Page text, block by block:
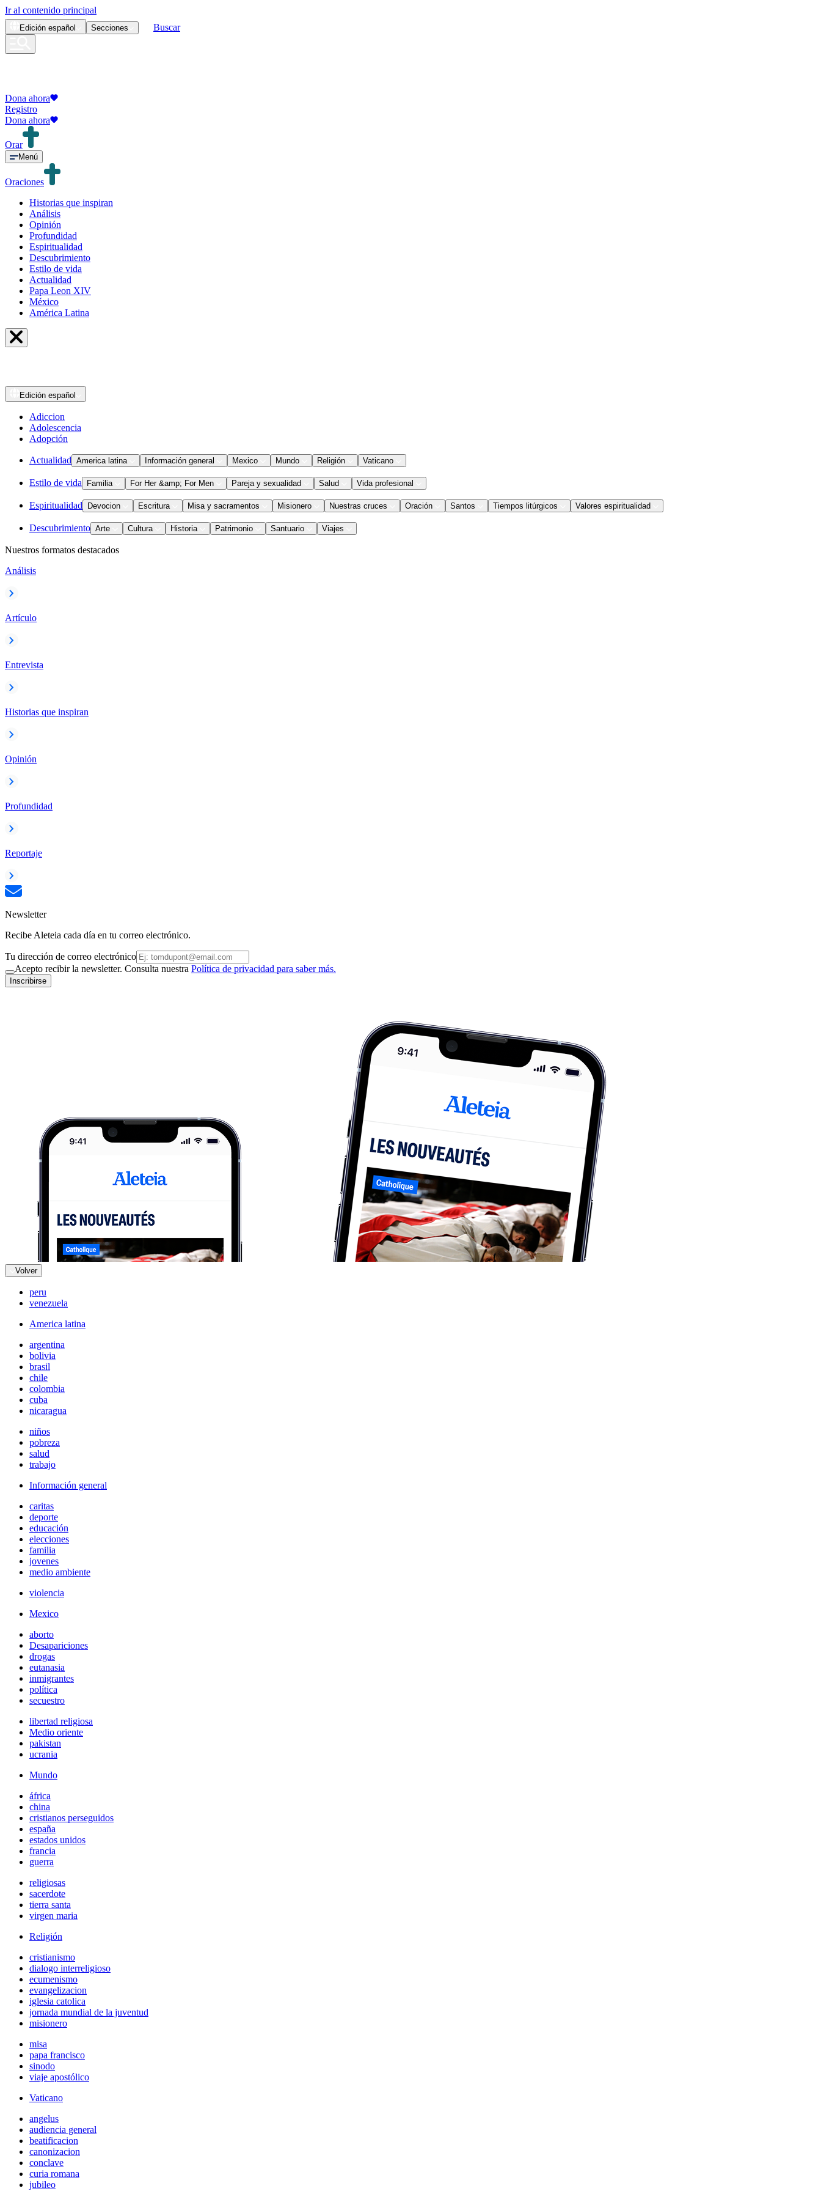
Ir al contenido principal
Edición español Secciones Buscar
Dona ahora
Registro
Dona ahora
Orar
Menú
Oraciones
Historias que inspiran
Análisis
Opinión
Profundidad
Espiritualidad
Descubrimiento
Estilo de vida
Actualidad
Papa Leon XIV
México
América Latina
Edición español
Adiccion
Adolescencia
Adopción
Actualidad America latina Información general Mexico Mundo Religión Vaticano
Estilo de vida Familia For Her &amp; For Men Pareja y sexualidad Salud Vida profesional
Espiritualidad Devocion Escritura Misa y sacramentos Misionero Nuestras cruces Oración Santos Tiempos litúrgicos Valores espiritualidad
Descubrimiento Arte Cultura Historia Patrimonio Santuario Viajes
Nuestros formatos destacados
Análisis
Artículo
Entrevista
Historias que inspiran
Opinión
Profundidad
Reportaje
Newsletter
Recibe Aleteia cada día en tu correo electrónico.
Tu dirección de correo electrónico
Acepto recibir la newsletter. Consulta nuestra Política de privacidad para saber más.
Inscribirse
Volver
peru
venezuela
America latina
argentina
bolivia
brasil
chile
colombia
cuba
nicaragua
niños
pobreza
salud
trabajo
Información general
caritas
deporte
educación
elecciones
familia
jovenes
medio ambiente
violencia
Mexico
aborto
Desapariciones
drogas
eutanasia
inmigrantes
política
secuestro
libertad religiosa
Medio oriente
pakistan
ucrania
Mundo
áfrica
china
cristianos perseguidos
españa
estados unidos
francia
guerra
religiosas
sacerdote
tierra santa
virgen maria
Religión
cristianismo
dialogo interreligioso
ecumenismo
evangelizacion
iglesia catolica
jornada mundial de la juventud
misionero
misa
papa francisco
sinodo
viaje apostólico
Vaticano
angelus
audiencia general
beatificacion
canonizacion
conclave
curia romana
jubileo